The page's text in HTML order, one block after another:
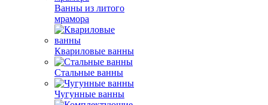
Ванны из литого
мрамора
Квариловые ванны
Стальные ванны
Чугунные ванны